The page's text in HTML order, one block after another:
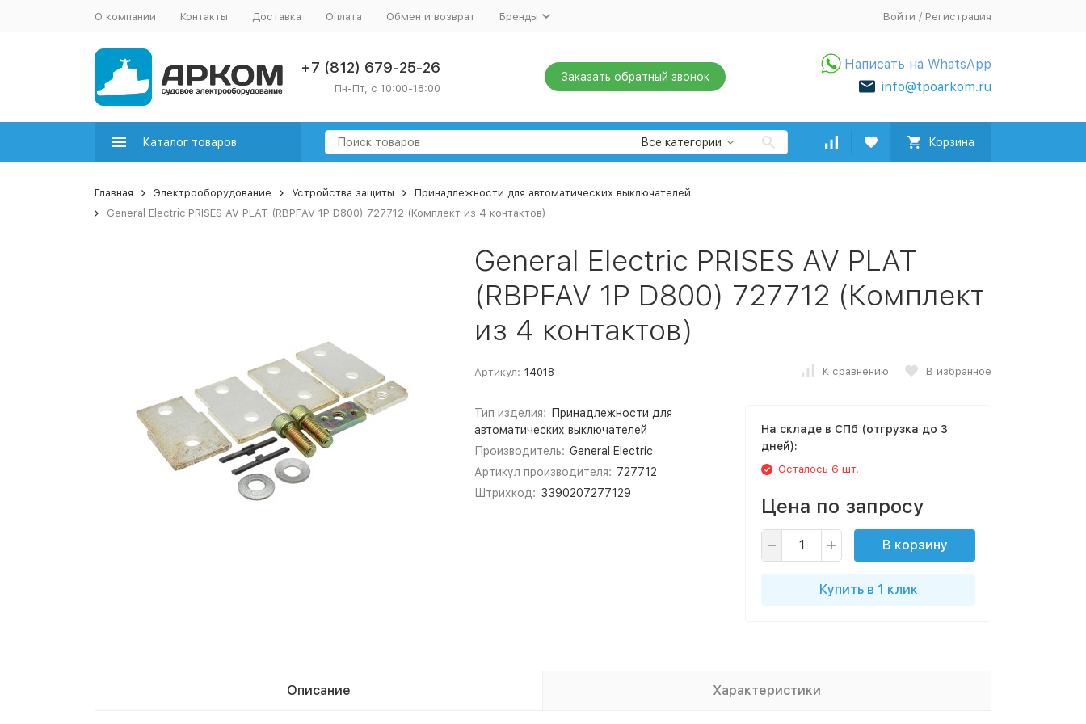
О компании Контакты Доставка Оплата Обмен и возврат Бренды Войти / Регистрация
+7 (812) 679-25-26
Пн-Пт, с 10:00-18:00
Заказать обратный звонок
Написать на WhatsApp
info@tpoarkom.ru
Каталог товаров Все категории Корзина
Главная Электрооборудование Устройства защиты
Принадлежности для автоматических выключателей
General Electric PRISES AV PLAT (RBPFAV 1P D800) 727712 (Комплект из 4 контактов)
General Electric PRISES AV PLAT
(RBPFAV 1P D800) 727712 (Комплект
из 4 контактов)
Артикул: 14018 К сравнению В избранное
Тип изделия:
Принадлежности для
автоматических выключателей
Производитель: General Electric
Артикул производителя: 727712
Штрихкод: 3390207277129
На складе в СПб (отгрузка до 3
дней):
Осталось 6 шт.
Цена по запросу
В корзину
Купить в 1 клик
Описание Характеристики